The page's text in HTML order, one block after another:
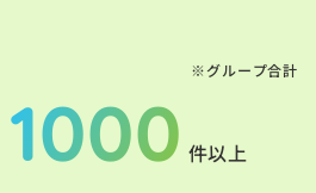
※グループ合計
1000 件以上